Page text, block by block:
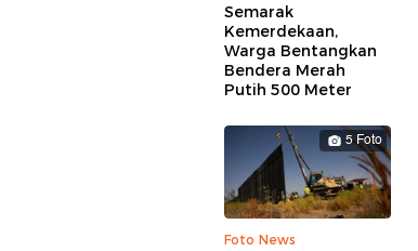
Semarak
Kemerdekaan,
Warga Bentangkan
Bendera Merah
Putih 500 Meter
5 Foto
Foto News